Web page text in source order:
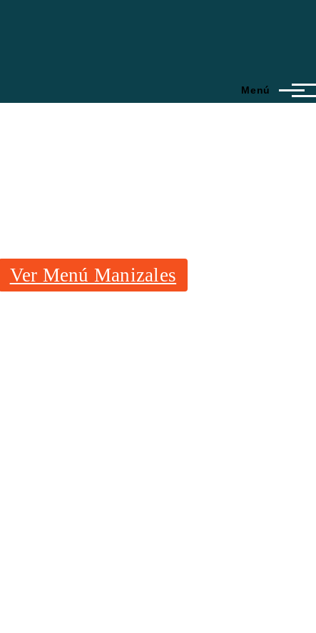
Menú
Ver Menú Manizales